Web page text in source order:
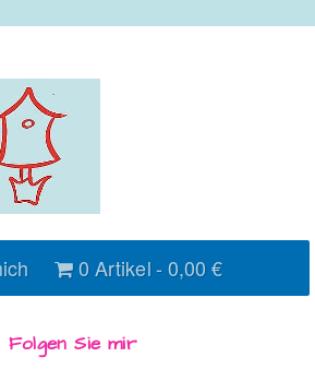
0 Artikel 0,00 €
Folgen Sie mir